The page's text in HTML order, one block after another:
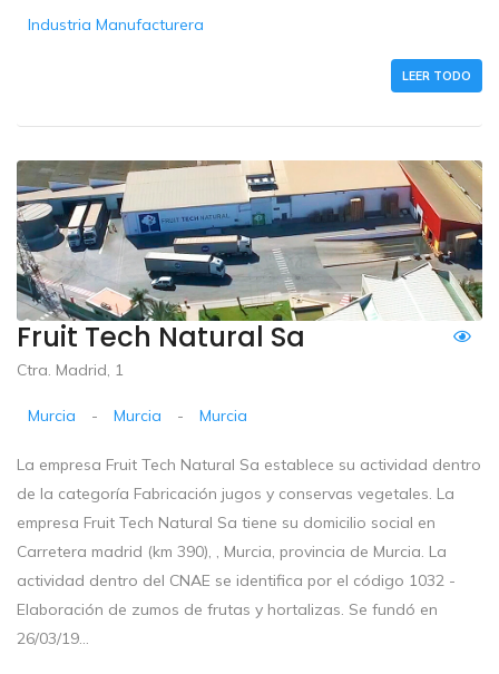
Industria Manufacturera
LEER TODO
Fruit Tech Natural Sa
Ctra. Madrid, 1
Murcia - Murcia - Murcia
La empresa Fruit Tech Natural Sa establece su actividad dentro
de la categoría Fabricación jugos y conservas vegetales. La
empresa Fruit Tech Natural Sa tiene su domicilio social en
Carretera madrid (km 390), , Murcia, provincia de Murcia. La
actividad dentro del CNAE se identifica por el código 1032 -
Elaboración de zumos de frutas y hortalizas. Se fundó en
26/03/19...